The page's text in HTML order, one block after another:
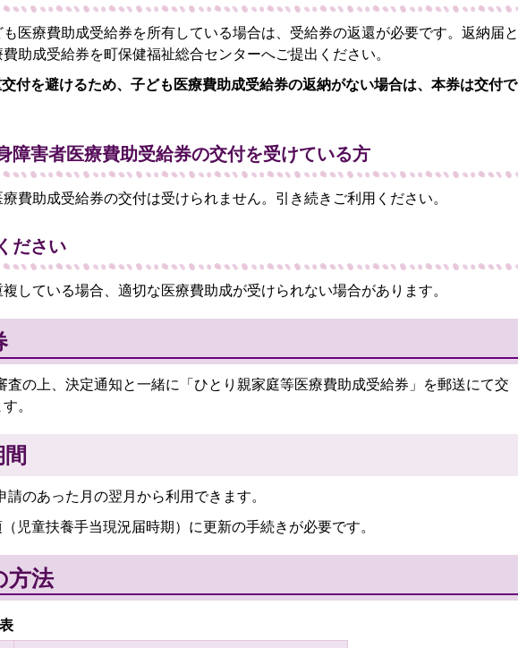
医療費助成受給券を所有している場合は、受給券の返還が必要です。返納届と
助成受給券を町保健福祉総合センターへご提出ください。
付を避けるため、子ども医療費助成受給券の返納がない場合は、本券は交付で
障害者医療費助受給券の交付を受けている方
費助成受給券の交付は受けられません。引き続きご利用ください。
ださい
している場合、適切な医療費助成が受けられない場合があります。
査の上、決定通知と一緒に「ひとり親家庭等医療費助成受給券」を郵送にて交
。
請のあった月の翌月から利用できます。
児童扶養手当現況届時期）に更新の手続きが必要です。
方法